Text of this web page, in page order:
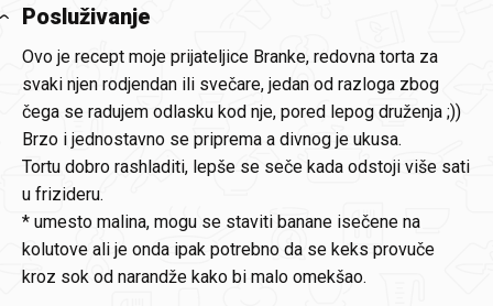
Posluživanje
Ovo je recept moje prijateljice Branke, redovna torta za
svaki njen rodjendan ili svečare, jedan od razloga zbog
čega se radujem odlasku kod nje, pored lepog druženja ;))
Brzo i jednostavno se priprema a divnog je ukusa.
Tortu dobro rashladiti, lepše se seče kada odstoji više sati
u frizideru.
* umesto malina, mogu se staviti banane isečene na
kolutove ali je onda ipak potrebno da se keks provuče
kroz sok od narandže kako bi malo omekšao.